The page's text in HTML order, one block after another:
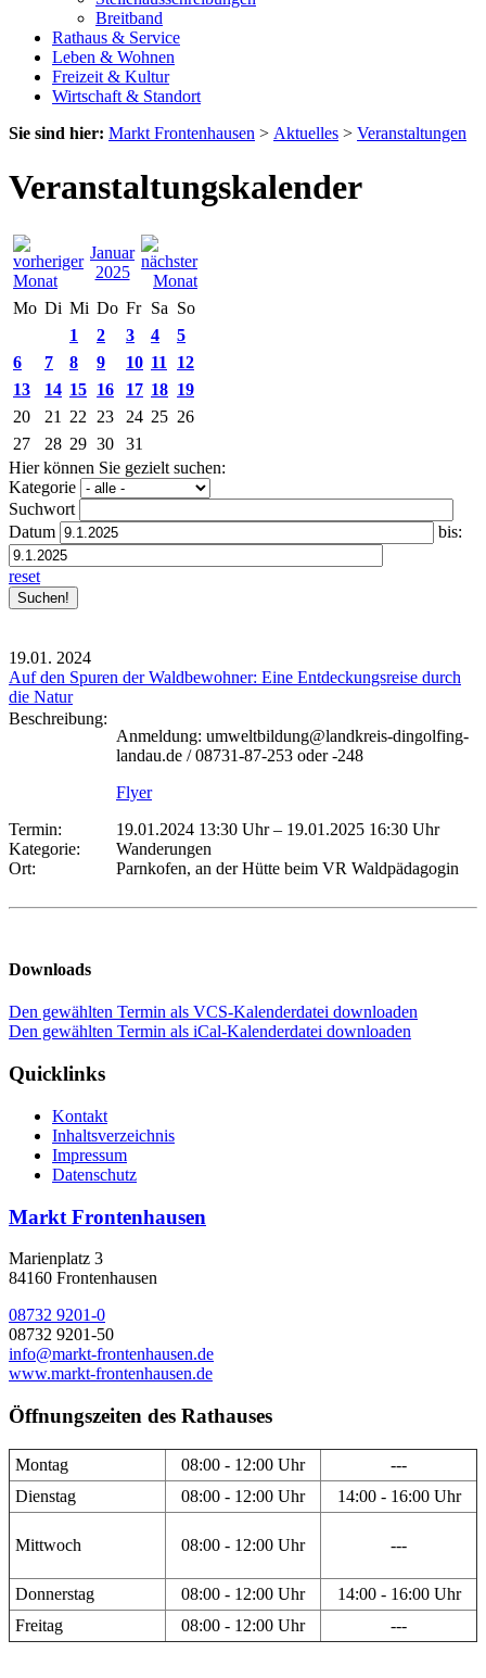
Breitband
Rathaus & Service
Leben & Wohnen
Freizeit & Kultur
Wirtschaft & Standort
Sie sind hier: Markt Frontenhausen > Aktuelles > Veranstaltungen
Veranstaltungskalender
Januar
2025
Mo Di Mi Do Fr Sa So
1
2 3 4
5
6
7 8 9 10 11
12
13
14 15 16 17 18 19
20
21 22 23 24 25 26
27
28 29 30
31
Hier können Sie gezielt suchen:
Kategorie
Suchwort
Datum
bis:
reset
19.01. 2024
Auf den Spuren der Waldbewohner: Eine Entdeckungsreise durch
die Natur
Beschreibung:
Anmeldung: umweltbildung@landkreis-dingolfing-
landau.de / 08731-87-253 oder -248
Flyer
Termin:
19.01.2024 13:30 Uhr– 19.01.2025 16:30 Uhr
Kategorie:
Wanderungen
Ort:
Parnkofen, an der Hütte beim VR Waldpädagogin
Downloads
Den gewählten Termin als VCS-Kalenderdatei downloaden
Den gewählten Termin als iCal-Kalenderdatei downloaden
Quicklinks
Kontakt
Inhaltsverzeichnis
Impressum
Datenschutz
Markt Frontenhausen
Marienplatz 3
84160 Frontenhausen
08732 9201-0
08732 9201-50
info@markt-frontenhausen.de
www.markt-frontenhausen.de
Öffnungszeiten des Rathauses
Montag 08:00 - 12:00 Uhr
---
Dienstag
08:00 - 12:00 Uhr 14:00 - 16:00 Uhr
Mittwoch 08:00 - 12:00 Uhr ---
Donnerstag 08:00 - 12:00 Uhr
14:00 - 16:00 Uhr
Freitag
08:00 - 12:00 Uhr ---